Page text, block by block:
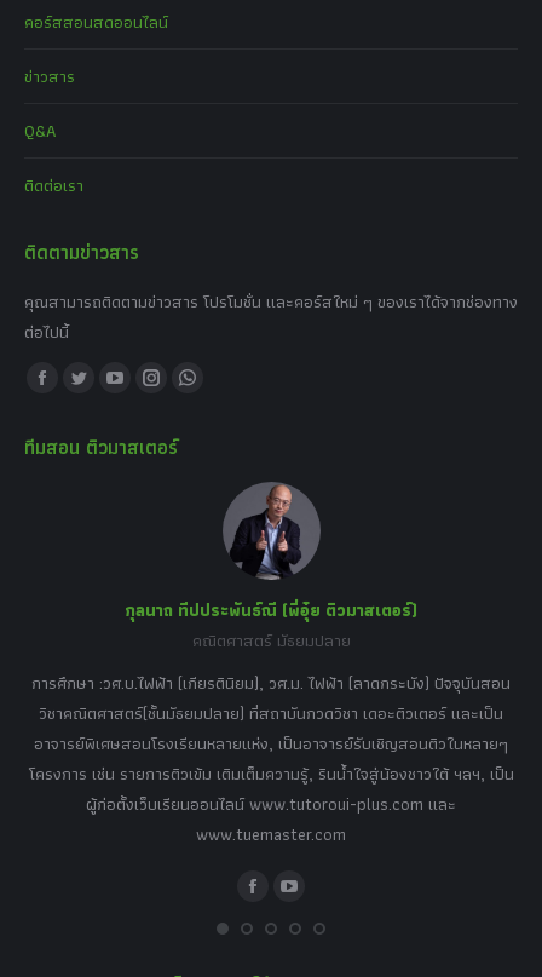
คอร์สสอนสดออนไลน์
ข่าวสาร
Q&A
ติดต่อเรา
ติดตามข่าวสาร
คุณสามารถติดตามข่าวสาร โปรโมชั่น และคอร์สใหม่ ๆ ของเราได้จากช่องทาง
ต่อไปนี้
Find us on:
Facebook
opens
Twitter
opens
YouTube
opens
Instagram
opens
Whatsapp
window
ทีมสอน ติวมาสเตอร์
กุลนาถ ทีปประพันธ์ณี (พี่อุ๋ย ติวมาสเตอร์)
คณิตศาสตร์ มัธยมปลาย
การศึกษา :วศ.บ.ไฟฟ้า (เกียรตินิยม), วศ.ม. ไฟฟ้า (ลาดกระบัง) ปัจจุบันสอน
วิชาคณิตศาสตร์(ชั้นมัธยมปลาย) ที่สถาบันกวดวิชา เดอะติวเตอร์ และเป็น
อาจารย์พิเศษสอนโรงเรียนหลายแห่ง, เป็นอาจารย์รับเชิญสอนติวในหลายๆ
โครงการ เช่น รายการติวเข้ม เติมเต็มความรู้, รินน้ำใจสู่น้องชาวใต้ ฯลฯ, เป็น
ผู้ก่อตั้งเว็บเรียนออนไลน์ www.tutoroui-plus.com และ
www.tuemaster.com
FacebookYouTube